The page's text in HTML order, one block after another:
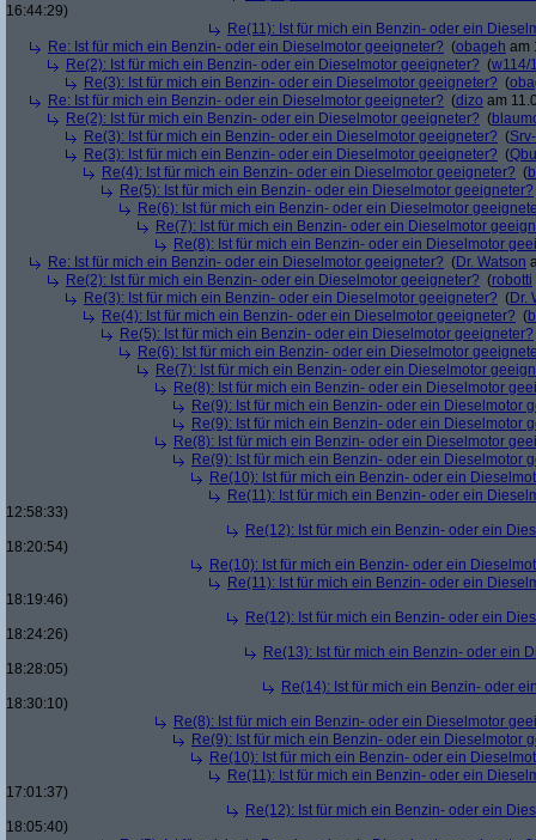
16:44:29)
Re(11): Ist für mich ein Benzin- oder ein
Re: Ist für mich ein Benzin- oder ein Dieselmotor geeigneter? (obageh am
Re(2): Ist für mich ein Benzin- oder ein Dieselmotor geeigneter? (w114/
Re(3): Ist für mich ein Benzin- oder ein Dieselmotor geeigneter? (
Re: Ist für mich ein Benzin- oder ein Dieselmotor geeigneter? (dizo am
Re(2): Ist für mich ein Benzin- oder ein Dieselmotor geeigneter? (
Re(3): Ist für mich ein Benzin- oder ein Dieselmotor geeigneter? (
Re(3): Ist für mich ein Benzin- oder ein Dieselmotor geeigneter? (
Re(4): Ist für mich ein Benzin- oder ein Dieselmotor geeigneter? (
Re(5): Ist für mich ein Benzin- oder ein Dieselmotor geeigneter?
Re(6): Ist für mich ein Benzin- oder ein Dieselmotor
Re(7): Ist für mich ein Benzin- oder ein Dieselmotor
Re(8): Ist für mich ein Benzin- oder ein Dieselmotor
Re: Ist für mich ein Benzin- oder ein Dieselmotor geeigneter? (Dr. Watson
Re(2): Ist für mich ein Benzin- oder ein Dieselmotor geeigneter? (robotti
Re(3): Ist für mich ein Benzin- oder ein Dieselmotor geeigneter? (Dr.
Re(4): Ist für mich ein Benzin- oder ein Dieselmotor geeigneter? (
Re(5): Ist für mich ein Benzin- oder ein Dieselmotor geeigneter?
Re(6): Ist für mich ein Benzin- oder ein Dieselmotor
Re(7): Ist für mich ein Benzin- oder ein Dieselmotor
Re(8): Ist für mich ein Benzin- oder ein Dieselmotor
Re(9): Ist für mich ein Benzin- oder ein Dieselmotor
Re(9): Ist für mich ein Benzin- oder ein Dieselmotor
Re(8): Ist für mich ein Benzin- oder ein Dieselmotor
Re(9): Ist für mich ein Benzin- oder ein Dieselmotor
Re(10): Ist für mich ein Benzin- oder ein
Re(11): Ist für mich ein Benzin- oder ein
12:58:33)
Re(12): Ist für mich ein Benzin- oder ein
18:20:54)
Re(10): Ist für mich ein Benzin- oder ein
Re(11): Ist für mich ein Benzin- oder ein
18:19:46)
Re(12): Ist für mich ein Benzin- oder ein
18:24:26)
Re(13): Ist für mich ein Benzin- oder ein
18:28:05)
Re(14): Ist für mich ein Benzin- oder
18:30:10)
Re(8): Ist für mich ein Benzin- oder ein Dieselmotor
Re(9): Ist für mich ein Benzin- oder ein Dieselmotor
Re(10): Ist für mich ein Benzin- oder ein
Re(11): Ist für mich ein Benzin- oder ein
17:01:37)
Re(12): Ist für mich ein Benzin- oder ein
18:05:40)